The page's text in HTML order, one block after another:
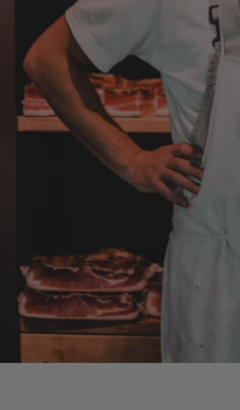
Verifizierter
Qualität
nach
auf DHL